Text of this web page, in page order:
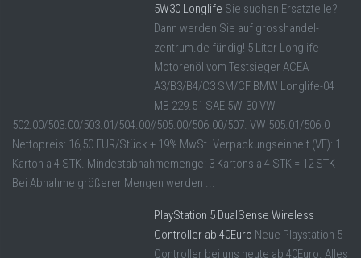
5W30 Longlife Sie suchen Ersatzteile?
Dann werden Sie auf grosshandel-
zentrum.de fündig! 5 Liter Longlife
Motorenöl vom Testsieger ACEA
A3/B3/B4/C3 SM/CF BMW Longlife-04
MB 229.51 SAE 5W-30 VW
502.00/503.00/503.01/504.00//505.00/506.00/507. VW 505.01/506.0
Nettopreis: 16,50 EUR/Stück + 19% MwSt. Verpackungseinheit (VE): 1
Karton a 4 STK. Mindestabnahmemenge: 3 Kartons a 4 STK = 12 STK
Bei Abnahme größerer Mengen werden ...
PlayStation 5 DualSense Wireless
Controller ab 40Euro Neue Playstation 5
Controller bei uns heute ab 40Euro. Alles